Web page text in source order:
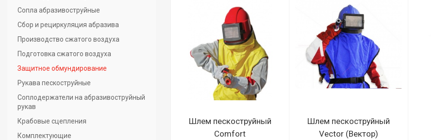
Сопла абразивоструйные
Сбор и рециркуляция абразива
Производство сжатого воздуха
Подготовка сжатого воздуха
Защитное обмундирование
Рукава пескоструйные
Соплодержатели на абразивоструйный
рукав
Крабовые сцепления
Комплектующие
Шлем пескоструйный
Comfort
Шлем пескоструйный
Vector (Вектор)